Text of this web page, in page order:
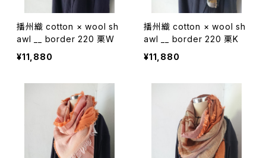
播州織 cotton × wool sh
awl __ border 220 栗W
¥11,880
播州織 cotton × wool sh
awl __ border 220 栗K
¥11,880